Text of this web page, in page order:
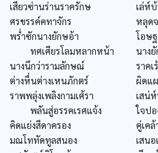
เสียวซ่านร่านราครักษ
เล่ห์
ศรขรรค์คทาจักร
หลุด
พร่ำซักนางยักษอ้า
โอษ
ทศเศียรโลมหลากหน้า
นาง
นางนึกว่ารามลักษณ์
ราคเ
ต่างหื่นต่างเหนภักตร์
ผิดแ
ราพพลุ่งเพลิงกามเศ้รา
เสน่
พลันสู่อรรคเรศแจ้ง
ใจปอ
คิดแย่งสีดาครอง
คู่เคล้
มณโททัดทูลสนอง
เสน